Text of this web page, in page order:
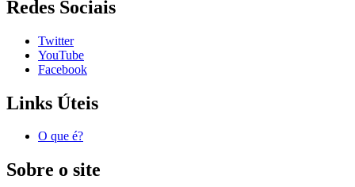
Redes Sociais
Twitter
YouTube
Facebook
Links Úteis
O que é?
Sobre o site